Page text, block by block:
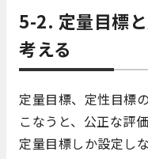
5-2. 定量目標
考える
定量目標、定性目標
こなうと、公正な評
定量目標しか設定し